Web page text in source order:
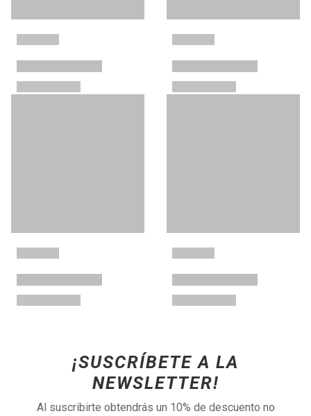
¡SUSCRÍBETE A LA
NEWSLETTER!
Al suscribirte obtendrás un 10% de descuento no